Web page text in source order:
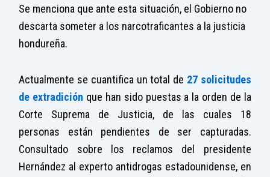
Se menciona que ante esta situación, el Gobierno no
descarta someter a los narcotraficantes a la justicia
hondureña.
Actualmente se cuantifica un total de 27 solicitudes
de extradición que han sido puestas a la orden de la
Corte Suprema de Justicia, de las cuales 18
personas están pendientes de ser capturadas.
Consultado sobre los reclamos del presidente
Hernández al experto antidrogas estadounidense, en